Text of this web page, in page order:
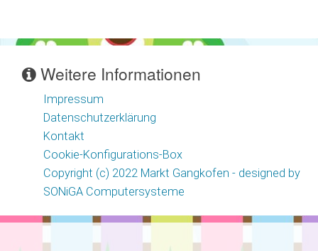
Weitere Informationen
Impressum
Datenschutzerklärung
Kontakt
Cookie-Konfigurations-Box
Copyright (c) 2022 Markt Gangkofen - designed by
SONiGA Computersysteme